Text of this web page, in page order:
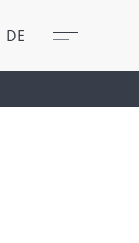
DE Menü
Schließen